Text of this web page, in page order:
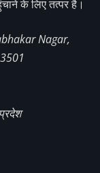
के लिए तत्पर है।
Nagar,